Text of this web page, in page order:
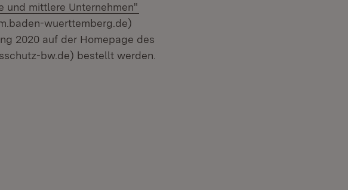
und mittlere Unternehmen"
wuerttemberg.de)
2020 auf der Homepage des
bw.de) bestellt werden.